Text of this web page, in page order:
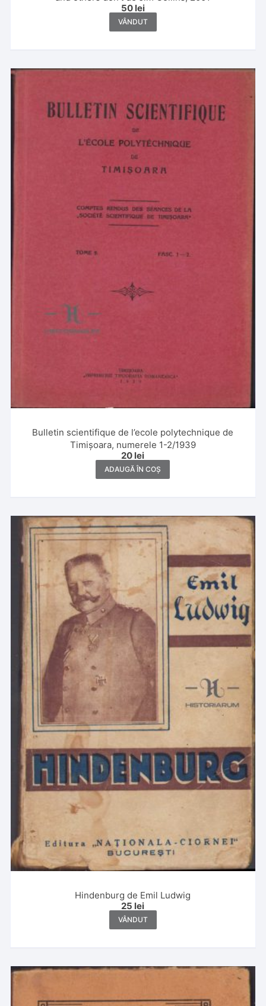
50 lei
VÂNDUT
Bulletin scientifique de l’ecole polytechnique de
Timișoara, numerele 1-2/1939
20 lei
ADAUGĂ ÎN COȘ
Hindenburg de Emil Ludwig
25 lei
VÂNDUT